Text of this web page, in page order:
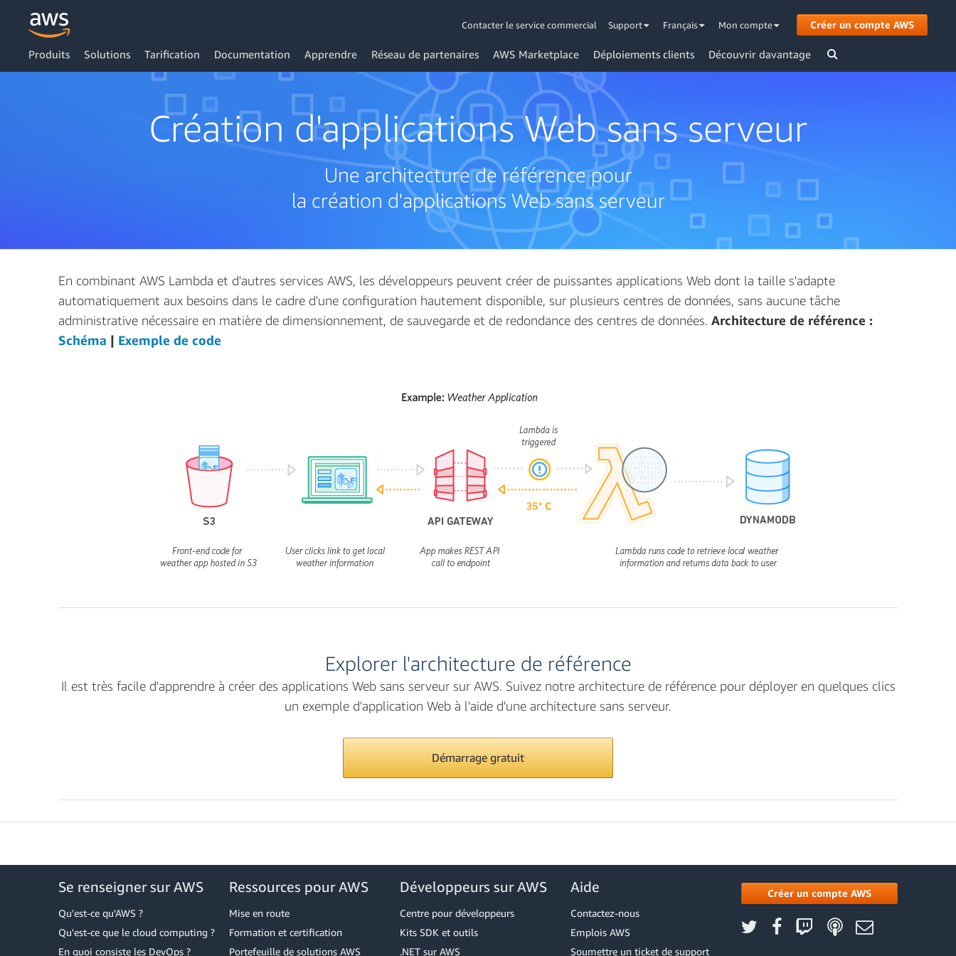
Contacter le service commercial Support Français Mon compte Créer un compte AWS
Produits Solutions Tarification Documentation Apprendre Réseau de partenaires AWS Marketplace Déploiements clients Découvrir davantage
Création d'applications Web sans serveur
Une architecture de référence pour
la création d'applications Web sans serveur
En combinant AWS Lambda et d'autres services AWS, les développeurs peuvent créer de puissantes applications Web dont la taille s'adapte
automatiquement aux besoins dans le cadre d'une configuration hautement disponible, sur plusieurs centres de données, sans aucune tâche
administrative nécessaire en matière de dimensionnement, de sauvegarde et de redondance des centres de données. Architecture de référence :
Schéma | Exemple de code
Explorer l'architecture de référence
Il est très facile d'apprendre à créer des applications Web sans serveur sur AWS. Suivez notre architecture de référence pour déployer en quelques clics
un exemple d'application Web à l'aide d'une architecture sans serveur.
Démarrage gratuit
Se renseigner sur AWS
Qu'est-ce qu'AWS ?
Qu'est-ce que le cloud computing ?
En quoi consiste les DevOps ?
Ressources pour AWS
Mise en route
Formation et certification
Portefeuille de solutions AWS
Développeurs sur AWS
Centre pour développeurs
Kits SDK et outils
.NET sur AWS
Aide
Contactez-nous
Emplois AWS
Soumettre un ticket de support
Créer un compte AWS